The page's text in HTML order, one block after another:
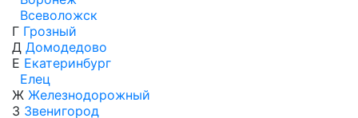
Всеволожск
Г Грозный
Д Домодедово
Е Екатеринбург
Елец
Ж Железнодорожный
З Звенигород